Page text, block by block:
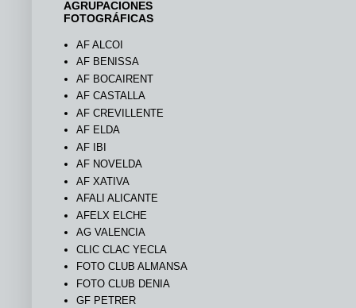
AGRUPACIONES
FOTOGRÁFICAS
AF ALCOI
AF BENISSA
AF BOCAIRENT
AF CASTALLA
AF CREVILLENTE
AF ELDA
AF IBI
AF NOVELDA
AF XATIVA
AFALI ALICANTE
AFELX ELCHE
AG VALENCIA
CLIC CLAC YECLA
FOTO CLUB ALMANSA
FOTO CLUB DENIA
GF PETRER